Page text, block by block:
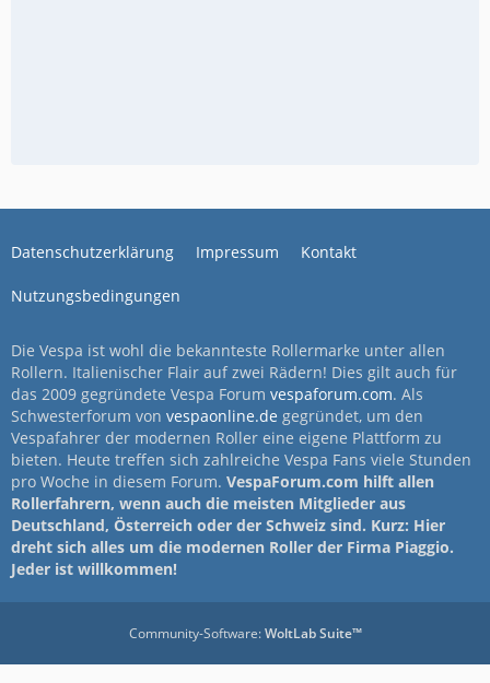
Datenschutzerklärung Impressum Kontakt
Nutzungsbedingungen
Die Vespa ist wohl die bekannteste Rollermarke unter allen
Rollern. Italienischer Flair auf zwei Rädern! Dies gilt auch für
das 2009 gegründete Vespa Forum vespaforum.com. Als
Schwesterforum von vespaonline.de gegründet, um den
Vespafahrer der modernen Roller eine eigene Plattform zu
bieten. Heute treffen sich zahlreiche Vespa Fans viele Stunden
pro Woche in diesem Forum. VespaForum.com hilft allen
Rollerfahrern, wenn auch die meisten Mitglieder aus
Deutschland, Österreich oder der Schweiz sind. Kurz: Hier
dreht sich alles um die modernen Roller der Firma Piaggio.
Jeder ist willkommen!
Community-Software:WoltLab Suite™